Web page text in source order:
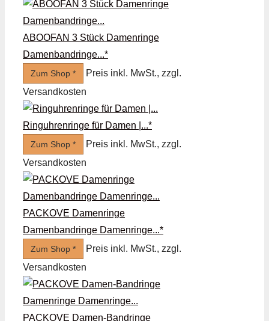
ABOOFAN 3 Stück Damenringe
Damenbandringe...*
Zum Shop *
Preis inkl. MwSt., zzgl.
Versandkosten
Ringuhrenringe für Damen |...*
Zum Shop *
Preis inkl. MwSt., zzgl.
Versandkosten
PACKOVE Damenringe
Damenbandringe Damenringe...*
Zum Shop *
Preis inkl. MwSt., zzgl.
Versandkosten
PACKOVE Damen-Bandringe